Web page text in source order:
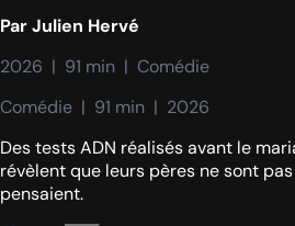
ParJulien Hervé
2026  |  91 min  |  Comédie
Comédie  |  91 min  |  2026
Des tests ADN réalisés avant le
révèlent que leurs pères ne sont
pensaient.